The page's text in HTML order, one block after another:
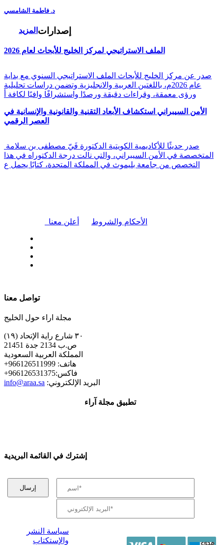
د. فاطمة الشامسي
المزيد إصدارات
الملف الاستراتيجي لمركز الخليج للأبحاث لعام 2026
صدر عن مركز الخليج للأبحاث الملف الاستراتيجي السنوي مع بداية
عام 2026م، باللغتين العربية والانجليزية وتضمن دراسات تحليلية
ورؤى معمقة، وقراءات دقيقة ورصدًا واستشرافًا وافيًا لكافة أ
الأمن السيبراني استكشاف الأبعاد التقنية والقانونية والإنسانية في
العصر الرقمي
المتخصصة في الأمن السيبراني، والتي نالت درجة الدكتوراه في هذا
التخصص من جامعة بليموث في المملكة المتحدة، كتابًا يحمل ع
أعلن معنا الأحكام والشروط
تواصل معنا
مجلة اراء حول الخليج
٣٠ شارع راية الإتحاد (١٩)
ص.ب 2134 جدة 21451
المملكة العربية السعودية
+هاتف: 966126511999
+فاكس:966126531375
info@araa.sa :البريد الإلكتروني
تطبيق مجلة آراء
إشترك في القائمة البريدية
سياسة النشر
والإستكتاب